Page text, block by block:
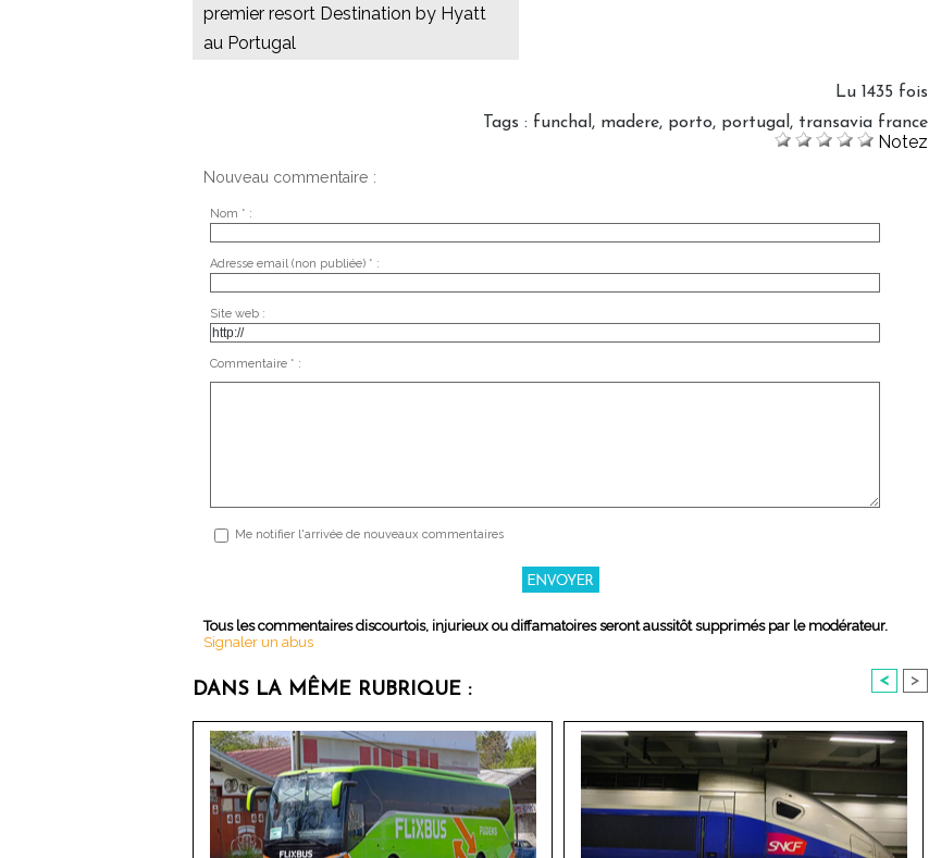
premier resort Destination by Hyatt
au Portugal
Lu 1435 fois
Tags : funchal , madere, porto, portugal , transavia france
Notez
Nouveau commentaire :
Nom * :
Adresse email (non publiée) * :
Site web :
Commentaire * :
Me notifier l'arrivée de nouveaux commentaires
Tous les commentaires discourtois, injurieux ou diffamatoires seront aussitôt supprimés par le modérateur.
Signaler un abus
DANS LA MÊME RUBRIQUE : < >